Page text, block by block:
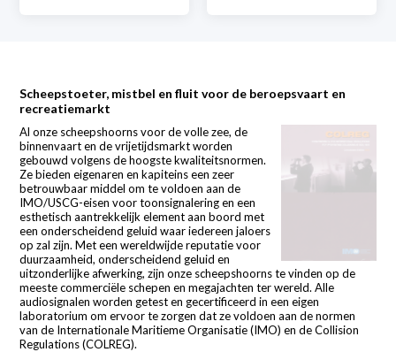
Scheepstoeter, mistbel en fluit voor de beroepsvaart en
recreatiemarkt
Al onze scheepshoorns voor de volle zee, de
binnenvaart en de vrijetijdsmarkt worden
gebouwd volgens de hoogste kwaliteitsnormen.
Ze bieden eigenaren en kapiteins een zeer
betrouwbaar middel om te voldoen aan de
IMO/USCG-eisen voor toonsignalering en een
esthetisch aantrekkelijk element aan boord met
een onderscheidend geluid waar iedereen jaloers
op zal zijn. Met een wereldwijde reputatie voor
duurzaamheid, onderscheidend geluid en
uitzonderlijke afwerking, zijn onze scheepshoorns te vinden op de
meeste commerciële schepen en megajachten ter wereld. Alle
audiosignalen worden getest en gecertificeerd in een eigen
laboratorium om ervoor te zorgen dat ze voldoen aan de normen
van de Internationale Maritieme Organisatie (IMO) en de Collision
Regulations (COLREG).